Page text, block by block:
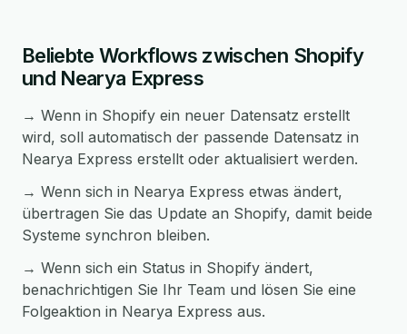
Beliebte Workflows zwischen Shopify
und Nearya Express
→ Wenn in Shopify ein neuer Datensatz erstellt
wird, soll automatisch der passende Datensatz in
Nearya Express erstellt oder aktualisiert werden.
→ Wenn sich in Nearya Express etwas ändert,
übertragen Sie das Update an Shopify, damit beide
Systeme synchron bleiben.
→ Wenn sich ein Status in Shopify ändert,
benachrichtigen Sie Ihr Team und lösen Sie eine
Folgeaktion in Nearya Express aus.